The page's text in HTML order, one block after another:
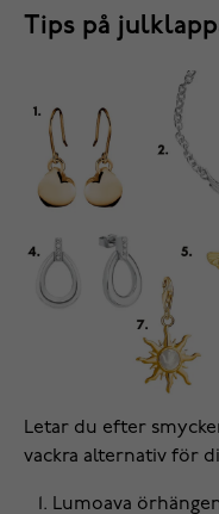
Tips på
Letar du efter
vackra alternativ för
Lumoava